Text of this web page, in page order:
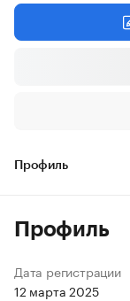
Профиль
Профиль
Дата регистрации
12 марта 2025